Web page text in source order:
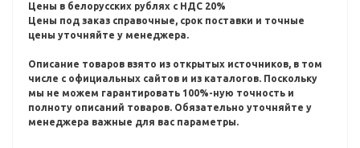
Цены в белорусских рублях с НДС 20%
Цены под заказ справочные, срок поставки и точные
цены уточняйте у менеджера.
Описание товаров взято из открытых источников, в том
числе с официальных сайтов и из каталогов. Поскольку
мы не можем гарантировать 100%-ную точность и
полноту описаний товаров. Обязательно уточняйте у
менеджера важные для вас параметры.